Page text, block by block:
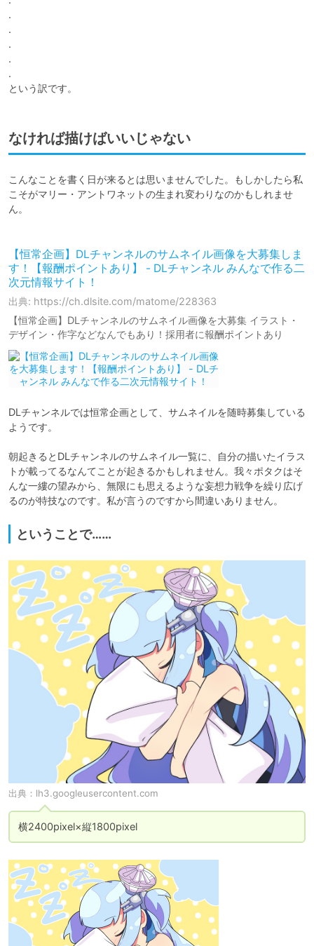
.
.
.
.
.
という訳です。
なければ描けばいいじゃない
こんなことを書く日が来るとは思いませんでした。もしかしたら私
こそがマリー・アントワネットの生まれ変わりなのかもしれませ
ん。
【恒常企画】DLチャンネルのサムネイル画像を大募集しま
す！【報酬ポイントあり】 - DLチャンネル みんなで作る二
次元情報サイト！
出典: https://ch.dlsite.com/matome/228363
【恒常企画】DLチャンネルのサムネイル画像を大募集 イラスト・
デザイン・作字などなんでもあり！採用者に報酬ポイントあり
DLチャンネルでは恒常企画として、サムネイルを随時募集している
ようです。
朝起きるとDLチャンネルのサムネイル一覧に、自分の描いたイラス
トが載ってるなんてことが起きるかもしれません。我々ポタクはそ
んな一縷の望みから、無限にも思えるような妄想力戦争を繰り広げ
るのが特技なのです。私が言うのですから間違いありません。
ということで……
出典： lh3.googleusercontent.com
横2400pixel×縦1800pixel